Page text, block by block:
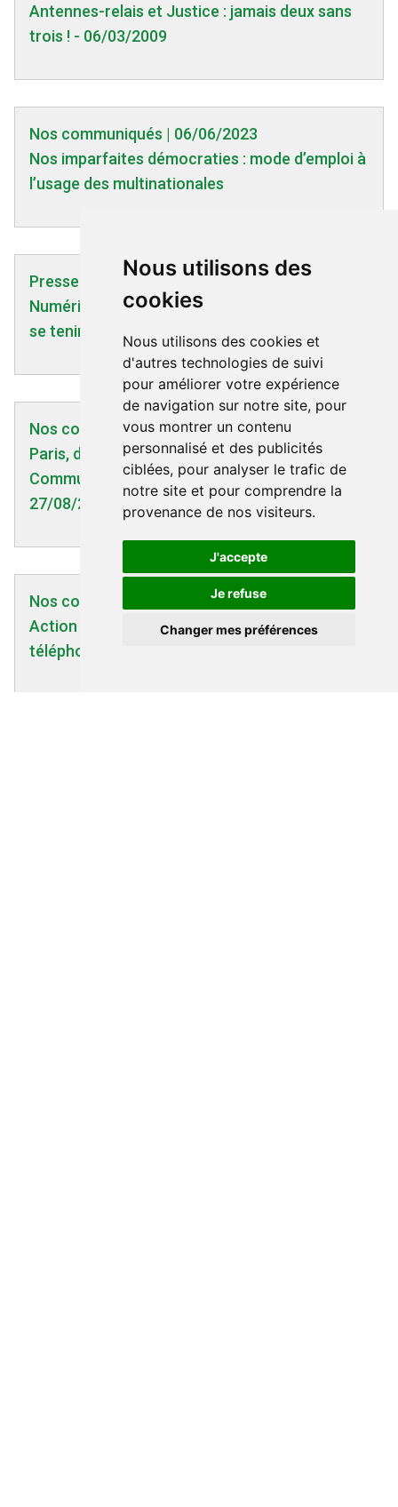
Nous utilisons des
cookies
Nous utilisons des cookies et
d'autres technologies de suivi
pour améliorer votre expérience
de navigation sur notre site, pour
vous montrer un contenu
personnalisé et des publicités
ciblées, pour analyser le trafic de
notre site et pour comprendre la
provenance de nos visiteurs.
J'accepte
Je refuse
Changer mes préférences
Antennes-relais et Justice : jamais deux sans
trois ! - 06/03/2009
Nos communiqués | 06/06/2023
Nos imparfaites démocraties : mode d’emploi à
l’usage des multinationales
Presse - TV - Radio | 27/04/2025
Numérique et société : d’autres sources pour
se tenir informés
Nos communiqués | 27/08/2009
Paris, des ondes dans les crèches ! -
Communiqué Robin des Toits et Supap FSU -
27/08/2009
Nos communiqués | 19/12/2007
Action / Sensibilisation sur les dangers du
téléphone portable pour les enfants